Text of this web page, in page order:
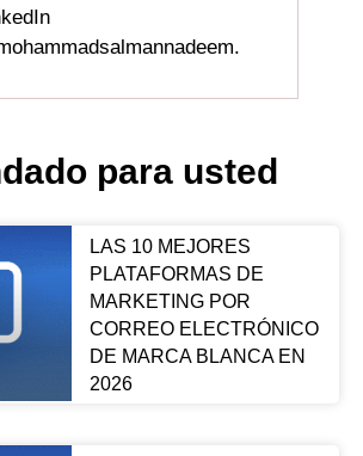
para usted
LAS 10 MEJORES
PLATAFORMAS DE
MARKETING POR
CORREO ELECTRÓNICO
DE MARCA BLANCA EN
2026